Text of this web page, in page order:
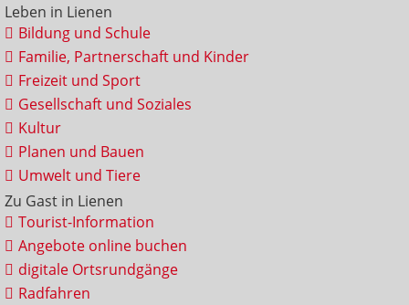
Leben in Lienen
Bildung und Schule
Familie, Partnerschaft und Kinder
Freizeit und Sport
Gesellschaft und Soziales
Kultur
Planen und Bauen
Umwelt und Tiere
Zu Gast in Lienen
Tourist-Information
Angebote online buchen
digitale Ortsrundgänge
Radfahren